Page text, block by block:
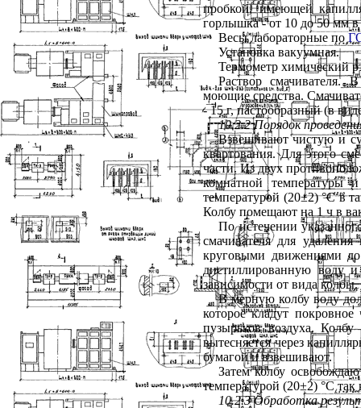
пробкой, имеющей
горлышка - от 10 до 50 мм в
Весы лабораторные по
Установка вакуумная.
Термометр химический
Раствор смачивателя.
моющие средства.
- 15 г, пастообразный (в
10.2.2 Порядок
Взвешивают чистую и
квартования. Для этого
части. Из двух
комнатной температуры
температурой (20±2) °С в
Колбу помещают на 1 ч в
По истечении
смачивателя для
круговыми движениями до
дистиллированную воду
зависимости от вида колбы.
В мерную колбу воду
которое кладут
пузырьков воздуха.
вытесняется через
бумагой и взвешивают.
Затем колбу
температурой (20±2) °С
10.2.3 Обработка